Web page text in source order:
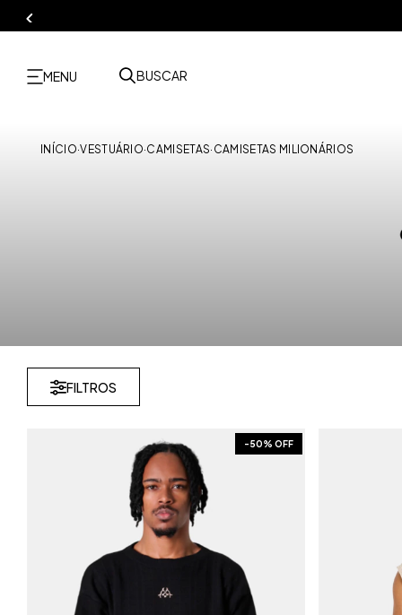
MENU BUSCAR
INÍCIO·VESTUÁRIO·CAMISETAS· CAMISETAS MILIONÁRIOS
FILTROS
-50% OFF